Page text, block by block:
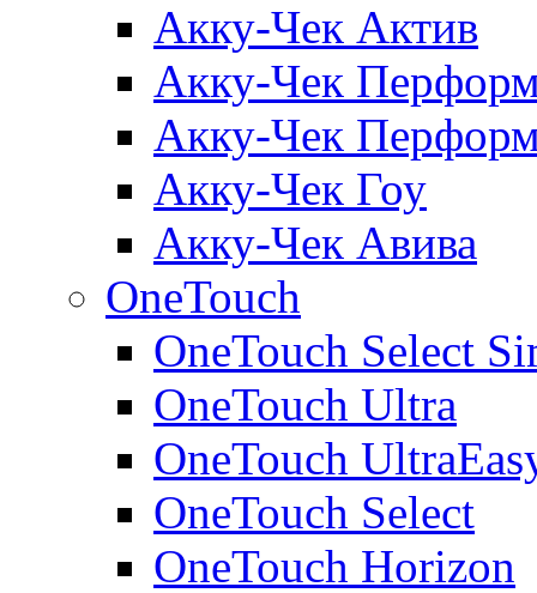
Акку-Чек Актив
Акку-Чек
Акку-Чек
Акку-Чек Гоу
Акку-Чек Авива
OneTouch
OneTouch Select
OneTouch Ultra
OneTouch
OneTouch Select
OneTouch Horizon